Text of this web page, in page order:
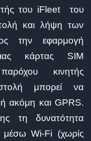
του iFleet του
και λήψη των
την εφαρμογή
κάρτας SIM
κινητής
μπορεί να
ακόμη και GPRS.
τη δυνατότητα
Wi-Fi (χωρίς